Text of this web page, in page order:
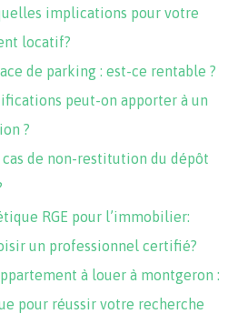
implications pour votre
locatif?
de parking : est-ce rentable ?
peut-on apporter à un
?
de non-restitution du dépôt
RGE pour l’immobilier:
un professionnel certifié?
à louer à montgeron :
pour réussir votre recherche